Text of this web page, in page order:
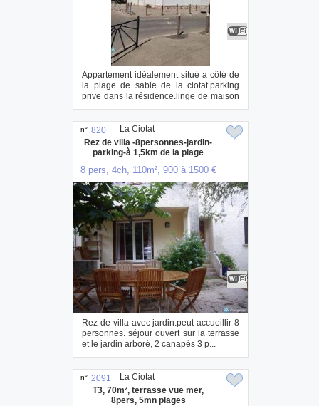
Appartement idéalement situé a côté de
la plage de sable de la ciotat.parking
prive dans la résidence.linge de maison
et...
n° 820
Rez de villa -8personnes-jardin-
parking-à 1,5km de la plage
8 pers, 4ch, 110m², 900 à 1500 €
Rez de villa avec jardin.peut accueillir 8
personnes. séjour ouvert sur la terrasse
et le jardin arboré, 2 canapés 3 p...
La Ciotat
n° 2091
T3, 70m², terrasse vue mer,
8pers, 5mn plages
La Ciotat